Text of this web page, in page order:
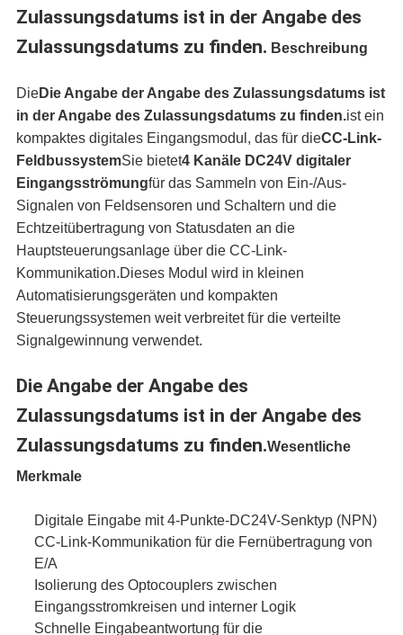
Zulassungsdatums ist in der Angabe des
Zulassungsdatums zu finden. Beschreibung
DieDie Angabe der Angabe des Zulassungsdatums ist
in der Angabe des Zulassungsdatums zu finden.ist ein
kompaktes digitales Eingangsmodul, das für dieCC-Link-
FeldbussystemSie bietet4 Kanäle DC24V digitaler
Eingangsströmungfür das Sammeln von Ein-/Aus-
Signalen von Feldsensoren und Schaltern und die
Echtzeitübertragung von Statusdaten an die
Hauptsteuerungsanlage über die CC-Link-
Kommunikation.Dieses Modul wird in kleinen
Automatisierungsgeräten und kompakten
Steuerungssystemen weit verbreitet für die verteilte
Signalgewinnung verwendet.
Die Angabe der Angabe des
Zulassungsdatums ist in der Angabe des
Zulassungsdatums zu finden.Wesentliche
Merkmale
Digitale Eingabe mit 4-Punkte-DC24V-Senktyp (NPN)
CC-Link-Kommunikation für die Fernübertragung von
E/A
Isolierung des Optocouplers zwischen
Eingangsstromkreisen und interner Logik
Schnelle Eingabeantwortung für die